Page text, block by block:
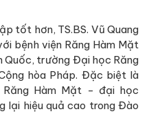
tốt hơn, TS.BS. Vũ Quang
bệnh viện Răng Hàm Mặt
Quốc, trường Đại học Răng
hòa Pháp. Đặc biệt là
Hàm Mặt - đại học
lại hiệu quả cao trong Đào